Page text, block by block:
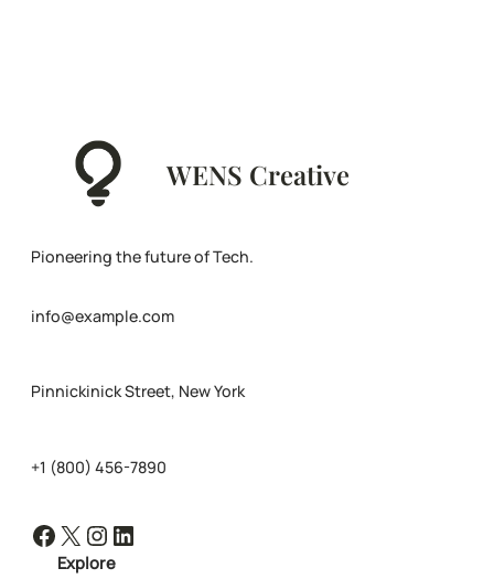
WENS Creative
Pioneering the future of Tech.
info@example.com
Pinnickinick Street, New York
+1 (800) 456-7890
Facebook X Instagram LinkedIn
Explore